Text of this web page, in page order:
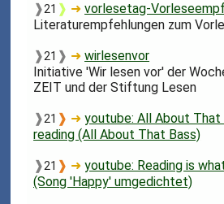
❱21 ❱ ➜vorlesetag-
Literaturempfehlungen zum
❱21 ❱ ➜wirlesenvor
Initiative 'Wir lesen vor' der
ZEIT und der Stiftung Lesen
❱21 ❱ ➜youtube: All About That
reading (All About That Bass)
❱21 ❱ ➜youtube: Reading is
(Song 'Happy' umgedichtet)